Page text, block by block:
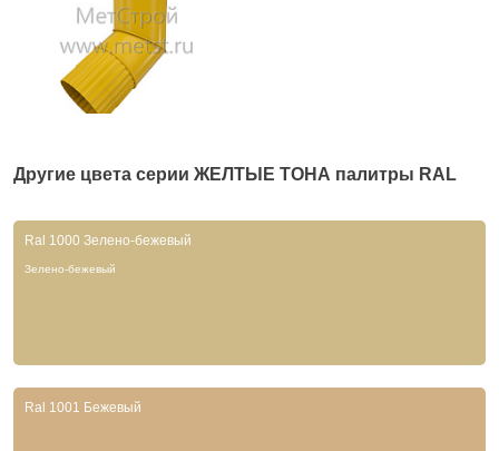
Другие цвета серии ЖЕЛТЫЕ ТОНА палитры RAL
Ral 1000 Зелено-бежевый
Зелено-бежевый
Ral 1001 Бежевый